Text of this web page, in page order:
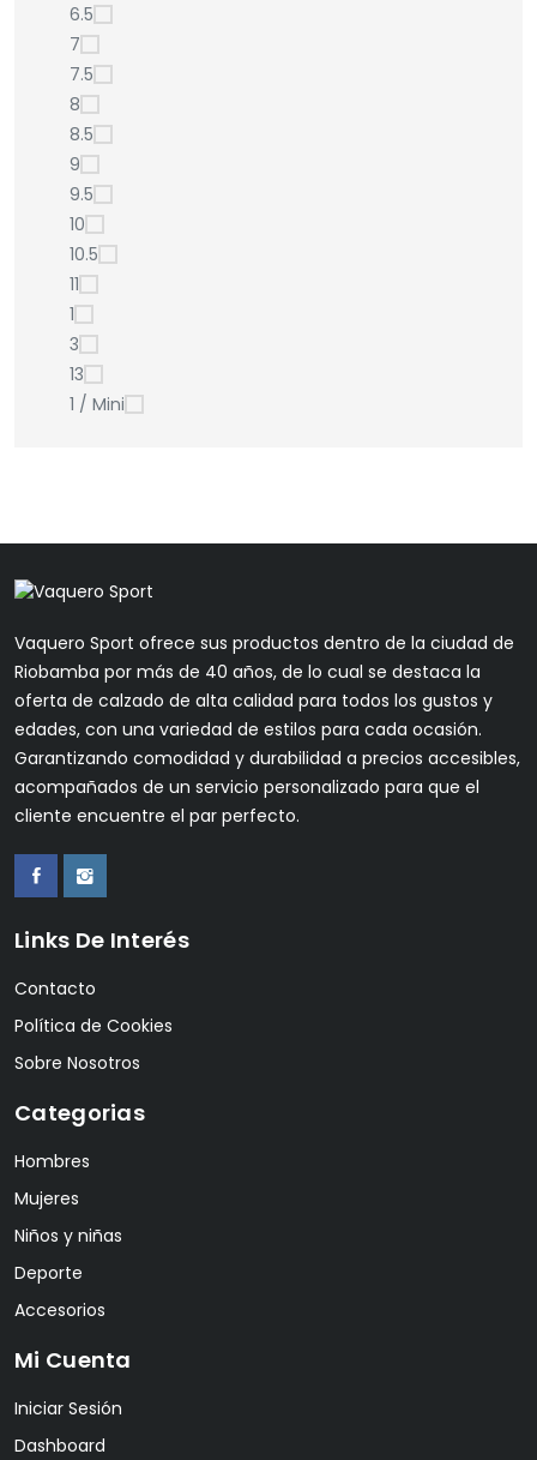
6.5
7
7.5
8
8.5
9
9.5
10
10.5
11
1
3
13
1 / Mini
Vaquero Sport ofrece sus productos dentro de la ciudad de
Riobamba por más de 40 años, de lo cual se destaca la
oferta de calzado de alta calidad para todos los gustos y
edades, con una variedad de estilos para cada ocasión.
Garantizando comodidad y durabilidad a precios accesibles,
acompañados de un servicio personalizado para que el
cliente encuentre el par perfecto.
Links De Interés
Contacto
Política de Cookies
Sobre Nosotros
Categorias
Hombres
Mujeres
Niños y niñas
Deporte
Accesorios
Mi Cuenta
Iniciar Sesión
Dashboard